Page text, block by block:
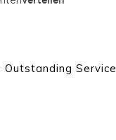
Service